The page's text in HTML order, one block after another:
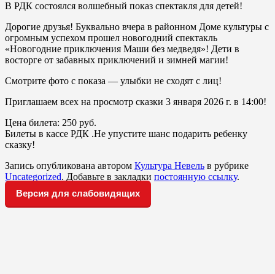
В РДК состоялся волшебный показ спектакля для детей!
Дорогие друзья! Буквально вчера в районном Доме культуры с
огромным успехом прошел новогодний спектакль
«Новогодние приключения Маши без медведя»! Дети в
восторге от забавных приключений и зимней магии!
Смотрите фото с показа — улыбки не сходят с лиц!
Приглашаем всех на просмотр сказки 3 января 2026 г. в 14:00!
Цена билета: 250 руб.
Билеты в кассе РДК .Не упустите шанс подарить ребенку
сказку!
Запись опубликована автором Культура Невель в рубрике
Uncategorized. Добавьте в закладки постоянную ссылку.
Версия для слабовидящих